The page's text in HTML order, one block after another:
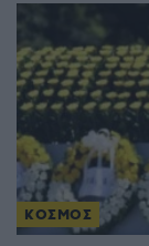
ΚΟΣΜΟΣ